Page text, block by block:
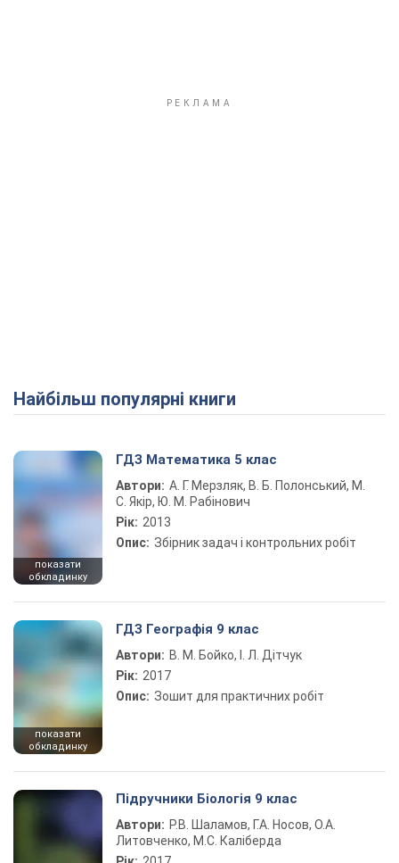
Найбільш популярні книги
показати
обкладинку
ГДЗ Математика 5 клас
Автори: А. Г. Мерзляк, В. Б. Полонський, М.
С. Якір, Ю. М. Рабінович
Рік: 2013
Опис: Збірник задач і контрольних робіт
показати
обкладинку
ГДЗ Географія 9 клас
Автори: В. М. Бойко, І. Л. Дітчук
Рік: 2017
Опис: Зошит для практичних робіт
Підручники Біологія 9 клас
Автори: Р.В. Шаламов, Г.А. Носов, О.А.
Литовченко, М.С. Каліберда